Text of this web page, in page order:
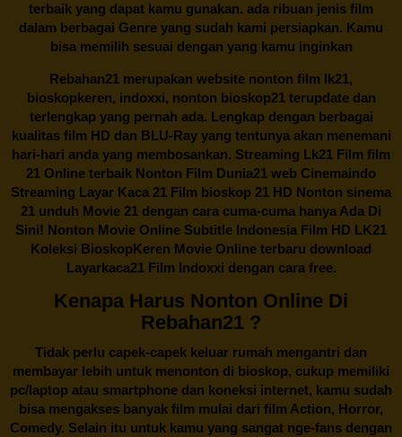
terbaik yang dapat kamu gunakan. ada ribuan jenis film
dalam berbagai Genre yang sudah kami persiapkan. Kamu
bisa memilih sesuai dengan yang kamu inginkan
Rebahan21 merupakan website nonton film lk21,
bioskopkeren, indoxxi, nonton bioskop21 terupdate dan
terlengkap yang pernah ada. Lengkap dengan berbagai
kualitas film HD dan BLU-Ray yang tentunya akan menemani
hari-hari anda yang membosankan. Streaming Lk21 Film film
21 Online terbaik Nonton Film Dunia21 web Cinemaindo
Streaming Layar Kaca 21 Film bioskop 21 HD Nonton sinema
21 unduh Movie 21 dengan cara cuma-cuma hanya Ada Di
Sini! Nonton Movie Online Subtitle Indonesia Film HD LK21
Koleksi BioskopKeren Movie Online terbaru download
Layarkaca21 Film Indoxxi dengan cara free.
Kenapa Harus Nonton Online Di
Rebahan21 ?
Tidak perlu capek-capek keluar rumah mengantri dan
membayar lebih untuk menonton di bioskop, cukup memiliki
pc/laptop atau smartphone dan koneksi internet, kamu sudah
bisa mengakses banyak film mulai dari film Action, Horror,
Comedy. Selain itu untuk kamu yang sangat nge-fans dengan